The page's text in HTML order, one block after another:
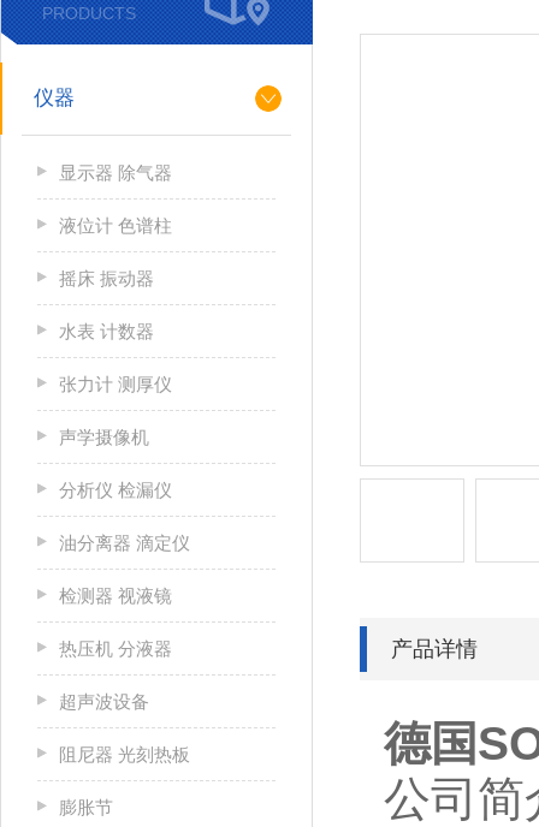
PRODUCTS
仪器
显示器 除气器
液位计 色谱柱
摇床 振动器
水表 计数器
张力计 测厚仪
声学摄像机
分析仪 检漏仪
油分离器 滴定仪
检测器 视液镜
热压机 分液器
超声波设备
阻尼器 光刻热板
膨胀节
产品详情
德国
公司简